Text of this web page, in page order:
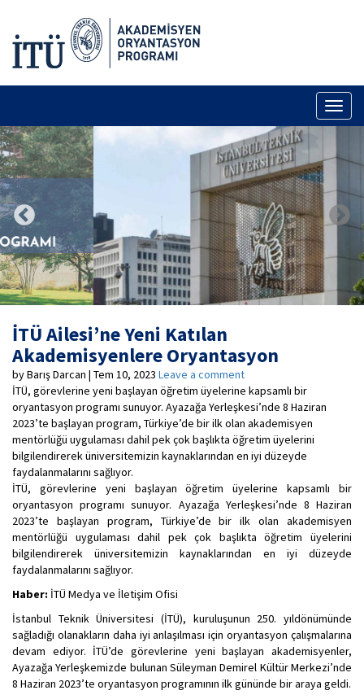
İTÜ Ailesi’ne Yeni Katılan
Akademisyenlere Oryantasyon
by Barış Darcan | Tem 10, 2023 Leave a comment
İTÜ, görevlerine yeni başlayan öğretim üyelerine kapsamlı bir
oryantasyon programı sunuyor. Ayazağa Yerleşkesi’nde 8 Haziran
2023’te başlayan program, Türkiye’de bir ilk olan akademisyen
mentörlüğü uygulaması dahil pek çok başlıkta öğretim üyelerini
bilgilendirerek üniversitemizin kaynaklarından en iyi düzeyde
faydalanmalarını sağlıyor.
İTÜ, görevlerine yeni başlayan öğretim üyelerine kapsamlı bir
oryantasyon programı sunuyor. Ayazağa Yerleşkesi’nde 8 Haziran
2023’te başlayan program, Türkiye’de bir ilk olan akademisyen
mentörlüğü uygulaması dahil pek çok başlıkta öğretim üyelerini
bilgilendirerek üniversitemizin kaynaklarından en iyi düzeyde
faydalanmalarını sağlıyor.
Haber: İTÜ Medya ve İletişim Ofisi
İstanbul Teknik Üniversitesi (İTÜ), kuruluşunun 250. yıldönümünde
sağladığı olanakların daha iyi anlaşılması için oryantasyon çalışmalarına
devam ediyor. İTÜ’de görevlerine yeni başlayan akademisyenler,
Ayazağa Yerleşkemizde bulunan Süleyman Demirel Kültür Merkezi’nde
8 Haziran 2023’te oryantasyon programının ilk gününde bir araya geldi.